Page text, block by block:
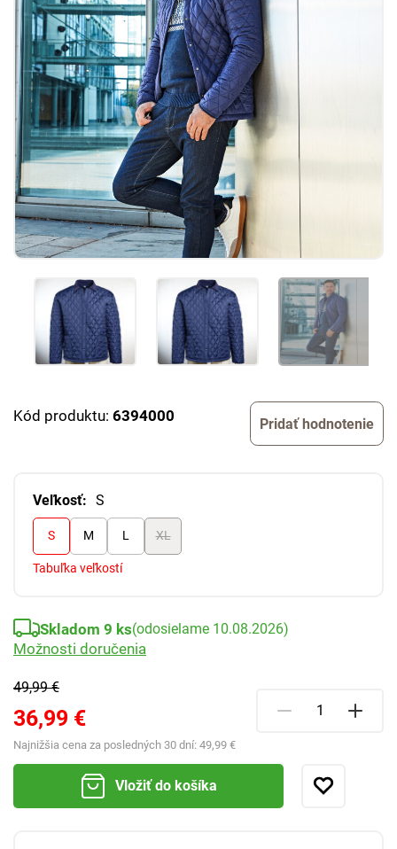
Kód produktu: 6394000 Pridať hodnotenie
Veľkosť: S
S M L XL
Tabuľka veľkostí
49,99 €
36,99 €
Najnižšia cena za posledných 30 dní: 49,99 €
Skladom 9 ks(odosielame 10.08.2026)
Možnosti doručenia
Vložiť do košíka